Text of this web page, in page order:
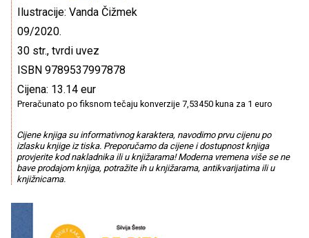
Ilustracije: Vanda Čižmek
09/2020.
30 str., tvrdi uvez
ISBN 9789537997878
Cijena: 13.14 eur
Preračunato po fiksnom tečaju konverzije 7,53450 kuna za 1 euro
Cijene knjiga su informativnog karaktera, navodimo prvu cijenu po
izlasku knjige iz tiska. Preporučamo da cijene i dostupnost knjiga
provjerite kod nakladnika ili u knjižarama! Moderna vremena više se ne
bave prodajom knjiga, potražite ih u knjižarama, antikvarijatima ili u
knjižnicama.